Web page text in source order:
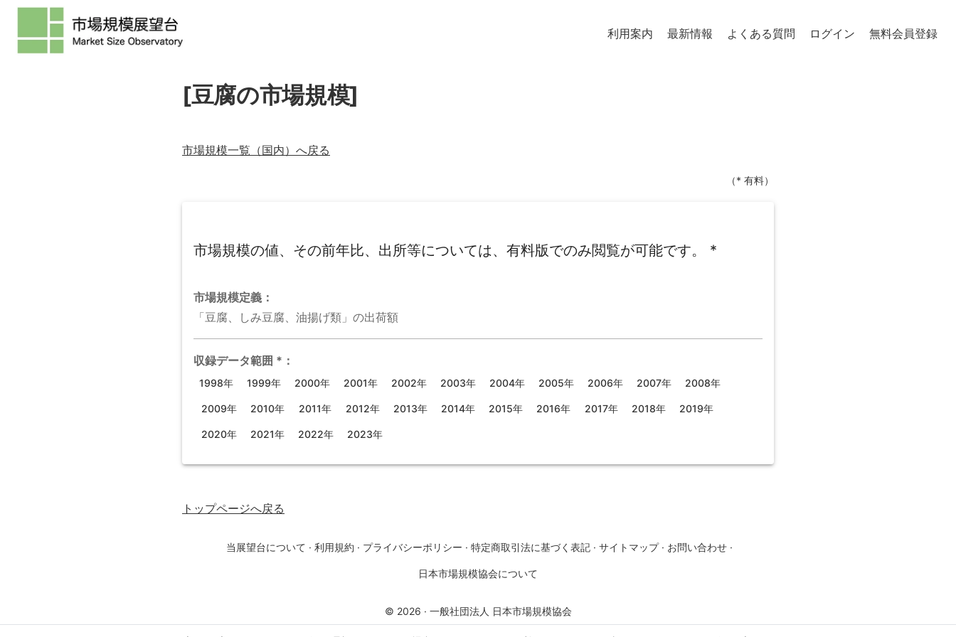
利用案内 最新情報 よくある質問 ログイン 無料会員登録
[豆腐の市場規模]
市場規模一覧（国内）へ戻る
（* 有料）
市場規模の値、その前年比、出所等については、有料版でのみ閲覧が可能です。 *
市場規模定義：
「豆腐、しみ豆腐、油揚げ類」の出荷額
収録データ範囲 * ：
1998年 1999年 2000年 2001年 2002年 2003年 2004年 2005年 2006年 2007年 2008年
2009年 2010年 2011年 2012年 2013年 2014年 2015年 2016年 2017年 2018年 2019年
2020年 2021年 2022年 2023年
トップページへ戻る
当展望台について · 利用規約 · プライバシーポリシー · 特定商取引法に基づく表記 · サイトマップ · お問い合わせ ·
日本市場規模協会について
© 2026 · 一般社団法人 日本市場規模協会